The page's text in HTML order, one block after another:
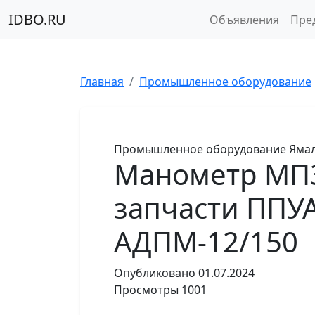
IDBO.RU Объявления
Главная Промышленное оборудование
Промышленное оборудование
Манометр
запчасти
АДПМ-12/150
Опубликовано 01.07.2024
Просмотры 1001